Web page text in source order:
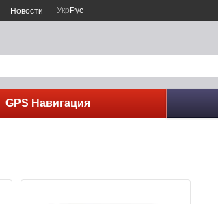
Новости Укр Рус
GPS Навигация